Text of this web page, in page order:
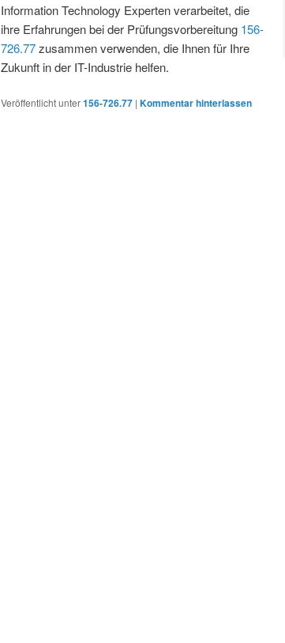
Information Technology Experten verarbeitet, die
ihre Erfahrungen bei der Prüfungsvorbereitung 156-
726.77zusammen verwenden, die Ihnen für Ihre
Zukunft in der IT-Industrie helfen.
Veröffentlicht unter156-726.77 | Kommentar hinterlassen